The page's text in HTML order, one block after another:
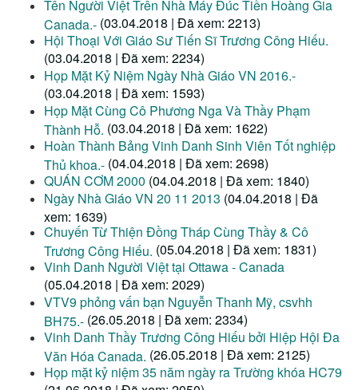
Tên Người Việt Trên Nhà Máy Đúc Tiền Hoàng Gia
Canada.- (03.04.2018 | Đã xem: 2213)
Hội Thoại Với Giáo Sư Tiến Sĩ Trương Công Hiếu.
(03.04.2018 | Đã xem: 2234)
Họp Mặt Kỷ Niệm Ngày Nhà Giáo VN 2016.-
(03.04.2018 | Đã xem: 1593)
Họp Mặt Cùng Cô Phương Nga Và Thầy Phạm
Thành Hỗ. (03.04.2018 | Đã xem: 1622)
Hoàn Thành Bảng Vinh Danh Sinh Viên Tốt nghiệp
Thủ khoa.- (04.04.2018 | Đã xem: 2698)
QUÁN CƠM 2000 (04.04.2018 | Đã xem: 1840)
Ngày Nhà Giáo VN 20 11 2013 (04.04.2018 | Đã
xem: 1639)
Chuyến Từ Thiện Đồng Tháp Cùng Thầy & Cô
Trương Công Hiếu. (05.04.2018 | Đã xem: 1831)
Vinh Danh Người Việt tại Ottawa - Canada
(05.04.2018 | Đã xem: 2029)
VTV9 phỏng vấn bạn Nguyễn Thanh Mỹ, csvhh
BH75.- (26.05.2018 | Đã xem: 2334)
Vinh Danh Thầy Trương Công Hiếu bởi Hiệp Hội Đa
Văn Hóa Canada. (26.05.2018 | Đã xem: 2125)
Họp mặt kỷ niệm 35 năm ngày ra Trường khóa HC79